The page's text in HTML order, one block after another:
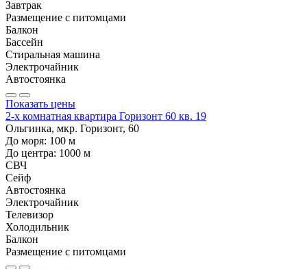
Завтрак
Размещение с питомцами
Балкон
Бассейн
Стиральная машина
Электрочайник
Автостоянка
Показать цены
2-х комнатная квартира Горизонт 60 кв. 19
Ольгинка, мкр. Горизонт, 60
До моря: 100 м
До центра: 1000 м
СВЧ
Сейф
Автостоянка
Электрочайник
Телевизор
Холодильник
Балкон
Размещение с питомцами